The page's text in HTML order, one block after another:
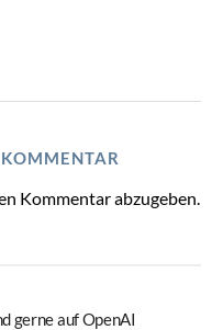
Kommentar abzugeben.
gerne auf OpenAI